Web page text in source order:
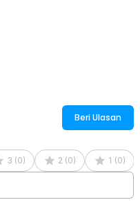
utama mudah
kualitas bumbu.
tetap bekerja optimal dalam
produk ini:
Beri Ulasan
3 (0) 2 (0) 1 (0)